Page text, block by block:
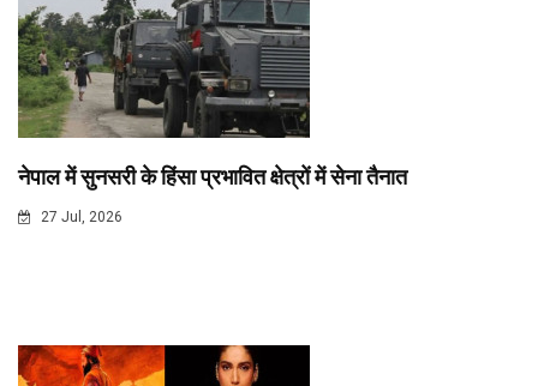
नेपाल में सुनसरी के हिंसा प्रभावित क्षेत्रों में सेना तैनात
27 Jul, 2026